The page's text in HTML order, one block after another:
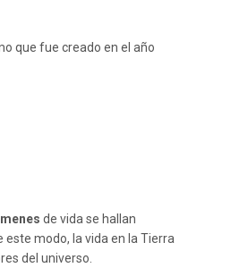
que fue creado en el año
de vida se hallan
modo, la vida en la Tierra
del universo.